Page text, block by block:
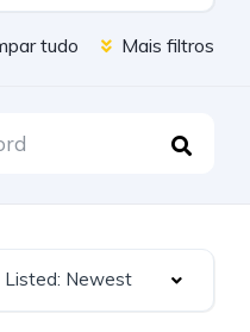
tudo Mais filtros
Listed: Newest